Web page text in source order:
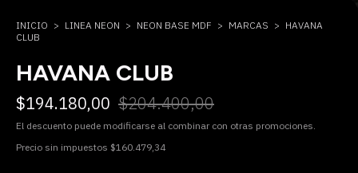
INICIO > LINEA NEON > NEON BASE MDF > MARCAS > HAVANA
CLUB
HAVANA CLUB
$194.180,00 $204.400,00
El descuento puede modificarse al combinar con otras promociones.
Precio sin impuestos $160.479,34